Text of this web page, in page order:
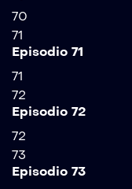
70
71
Episodio 71
71
72
Episodio 72
72
73
Episodio 73